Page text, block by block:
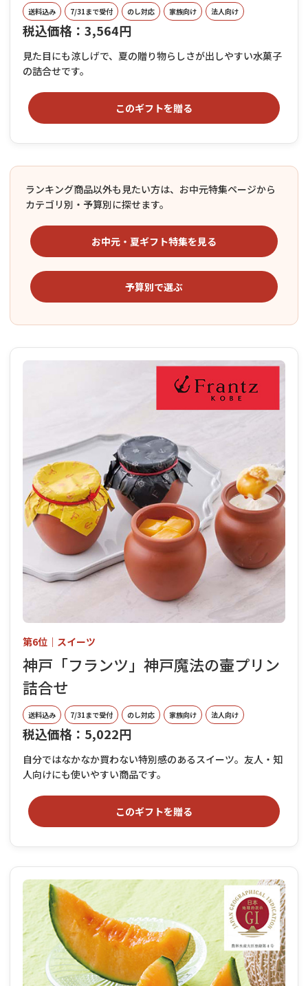
送料込み 7/31まで受付 のし対応 家族向け 法人向け
税込価格：3,564円
見た目にも涼しげで、夏の贈り物らしさが出しやすい水菓子
の詰合せです。
このギフトを贈る
ランキング商品以外も見たい方は、お中元特集ページから
カテゴリ別・予算別に探せます。
お中元・夏ギフト特集を見る
予算別で選ぶ
第6位｜スイーツ
神戸「フランツ」神戸魔法の壷プリン
詰合せ
送料込み 7/31まで受付 のし対応 家族向け 法人向け
税込価格：5,022円
自分ではなかなか買わない特別感のあるスイーツ。友人・知
人向けにも使いやすい商品です。
このギフトを贈る